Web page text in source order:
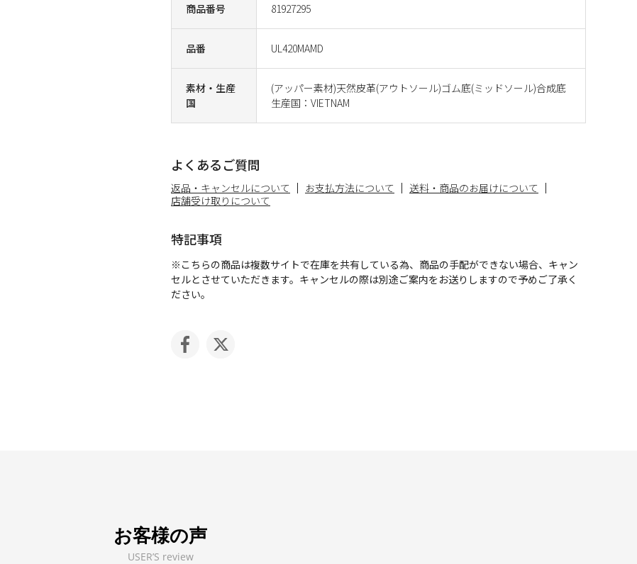
商品番号 81927295
品番 UL420MAMD
素材・生産
国
(アッパー素材)天然皮革(アウトソール)ゴム底(ミッドソール)合成底
生産国：VIETNAM
よくあるご質問
返品・キャンセルについて お支払方法について
送料・商品のお届けについて
店舗受け取りについて
特記事項
※こちらの商品は複数サイトで在庫を共有している為、商品の手配ができない場合、キャン
セルとさせていただきます。キャンセルの際は別途ご案内をお送りしますので予めご了承く
ださい。
お客様の声
USER’S review